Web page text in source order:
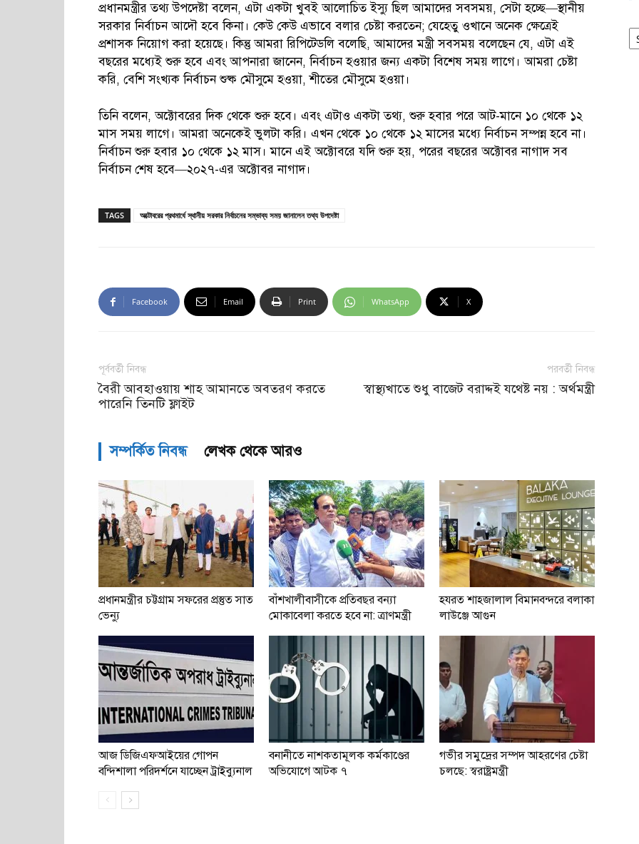
প্রধানমন্ত্রীর তথ্য উপদেষ্টা বলেন, এটা একটা খুবই আলোচিত ইস্যু ছিল আমাদের সবসময়, সেটা হচ্ছে—স্থানীয়
সরকার নির্বাচন আদৌ হবে কিনা। কেউ কেউ এভাবে বলার চেষ্টা করতেন; যেহেতু ওখানে অনেক ক্ষেত্রেই
প্রশাসক নিয়োগ করা হয়েছে। কিন্তু আমরা রিপিটেডলি বলেছি, আমাদের মন্ত্রী সবসময় বলেছেন যে, এটা এই
বছরের মধ্যেই শুরু হবে এবং আপনারা জানেন, নির্বাচন হওয়ার জন্য একটা বিশেষ সময় লাগে। আমরা চেষ্টা
করি, বেশি সংখ্যক নির্বাচন শুষ্ক মৌসুমে হওয়া, শীতের মৌসুমে হওয়া।
তিনি বলেন, অক্টোবরের দিক থেকে শুরু হবে। এবং এটাও একটা তথ্য, শুরু হবার পরে আট-মানে ১০ থেকে ১২
মাস সময় লাগে। আমরা অনেকেই ভুলটা করি। এখন থেকে ১০ থেকে ১২ মাসের মধ্যে নির্বাচন সম্পন্ন হবে না।
নির্বাচন শুরু হবার ১০ থেকে ১২ মাস। মানে এই অক্টোবরে যদি শুরু হয়, পরের বছরের অক্টোবর নাগাদ সব
নির্বাচন শেষ হবে—২০২৭-এর অক্টোবর নাগাদ।
TAGS অক্টোবরের প্রথমার্ধে স্থানীয় সরকার নির্বাচনের সম্ভাব্য সময় জানালেন তথ্য উপদেষ্টা
Facebook Email Print WhatsApp X
পূর্ববর্তী নিবন্ধ
বৈরী আবহাওয়ায় শাহ আমানতে অবতরণ করতে
পারেনি তিনটি ফ্লাইট
পরবর্তী নিবন্ধ
স্বাস্থ্যখাতে শুধু বাজেট বরাদ্দই যথেষ্ট নয় : অর্থমন্ত্রী
সম্পর্কিত নিবন্ধ লেখক থেকে আরও
প্রধানমন্ত্রীর চট্টগ্রাম সফরের প্রস্তুত সাত
ভেন্যু
বাঁশখালীবাসীকে প্রতিবছর বন্যা
মোকাবেলা করতে হবে না: ত্রাণমন্ত্রী
হযরত শাহজালাল বিমানবন্দরে বলাকা
লাউঞ্জে আগুন
আজ ডিজিএফআইয়ের গোপন
বন্দিশালা পরিদর্শনে যাচ্ছেন ট্রাইব্যুনাল
বনানীতে নাশকতামূলক কর্মকাণ্ডের
অভিযোগে আটক ৭
গভীর সমুদ্রের সম্পদ আহরণের চেষ্টা
চলছে: স্বরাষ্ট্রমন্ত্রী